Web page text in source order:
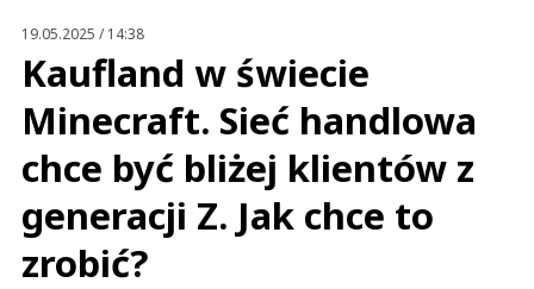
19.05.2025 / 14:38
Kaufland w świecie
Minecraft. Sieć handlowa
chce być bliżej klientów z
generacji Z. Jak chce to
zrobić?